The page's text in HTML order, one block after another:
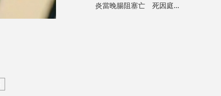
炎當晚腸阻塞亡 死因庭展